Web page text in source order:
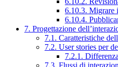
6.10.3. Migrare
6.10.4.
7. Progettazione
7.1. Caratteristiche
7.2. User stories per
7.2.1.
7.3. Flussi di